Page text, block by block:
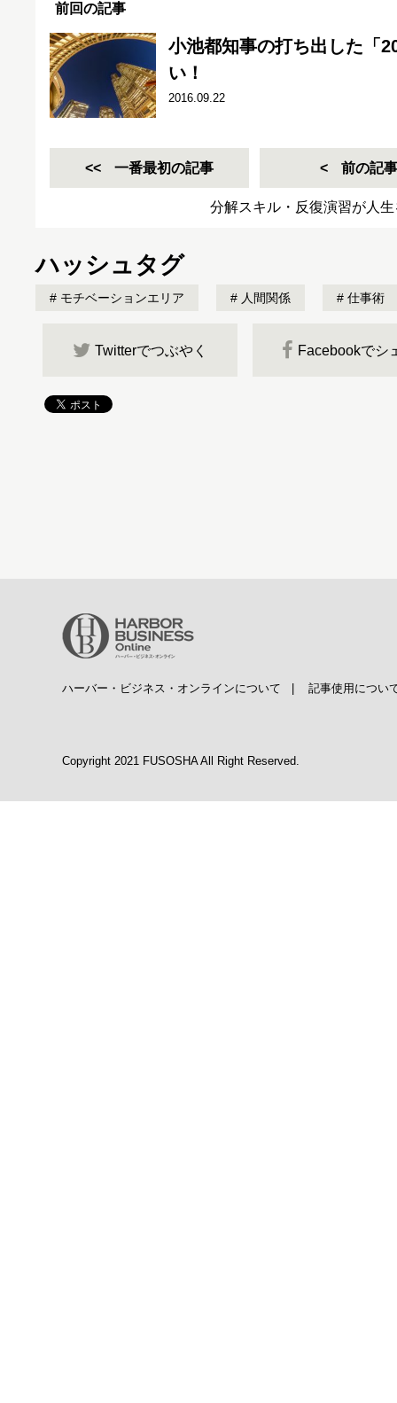
前回の記事
小池都知事の打ち出した「
い！
2016.09.22
一番最初の記事 前の記事
分解スキル・反復演習が人
ハッシュタグ
モチベーションエリア 人間関係 仕事術
Twitterでつぶやく Facebookでシ
ハーバー・ビジネス・オンラインについて 記事使用につい
Copyright 2021 FUSOSHA All Right Reserved.